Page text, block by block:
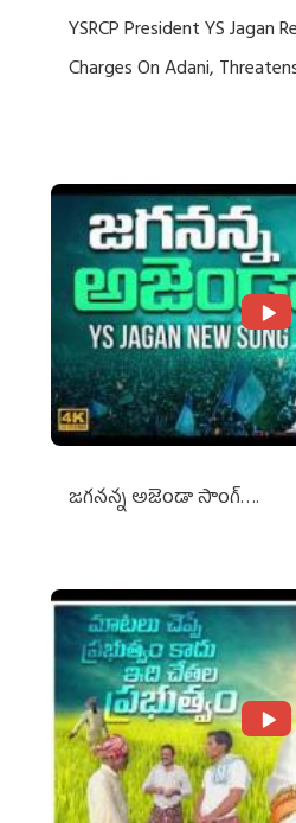
YSRCP President YS Jagan
Charges On Adani,
జగనన్న అజెండా సాంగ్….